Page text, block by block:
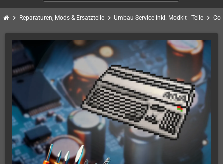
chevron_right Reparaturen, Mods & Ersatzteile chevron_right Umbau-Service inkl. Modkit - Teile chevron_right
ARTIKELBÜNDEL